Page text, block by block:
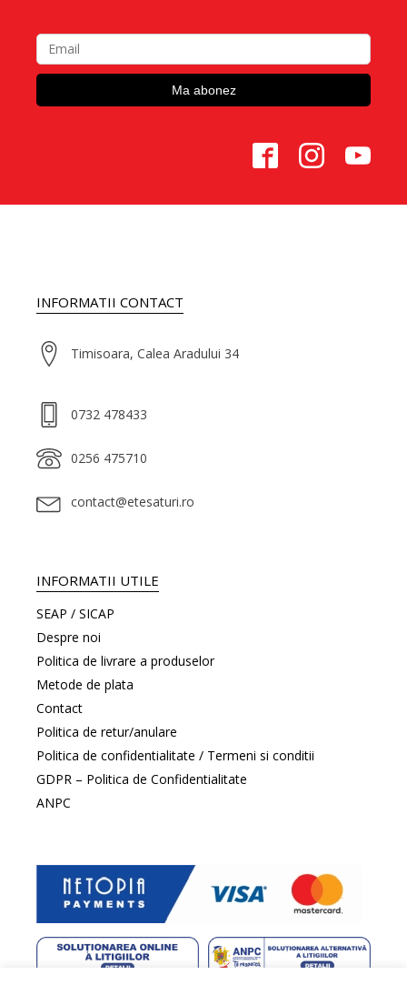
INFORMATII CONTACT
Timisoara, Calea Aradului 34
0732 478433
0256 475710
contact@etesaturi.ro
INFORMATII UTILE
SEAP / SICAP
Despre noi
Politica de livrare a produselor
Metode de plata
Contact
Politica de retur/anulare
Politica de confidentialitate / Termeni si conditii
GDPR – Politica de Confidentialitate
ANPC